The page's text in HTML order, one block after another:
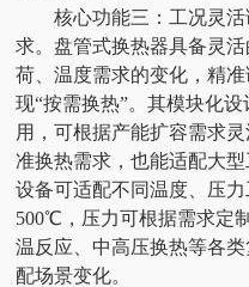
核心功能三：工况灵活
求。盘管式换热器具备灵
荷、温度需求的变化，精
现“按需换热”。其模块化
用，可根据产能扩容需求
准换热需求，也能适配大
设备可适配不同温度、压
500℃，压力可根据需求定
温反应、中高压换热等各
配场景变化。